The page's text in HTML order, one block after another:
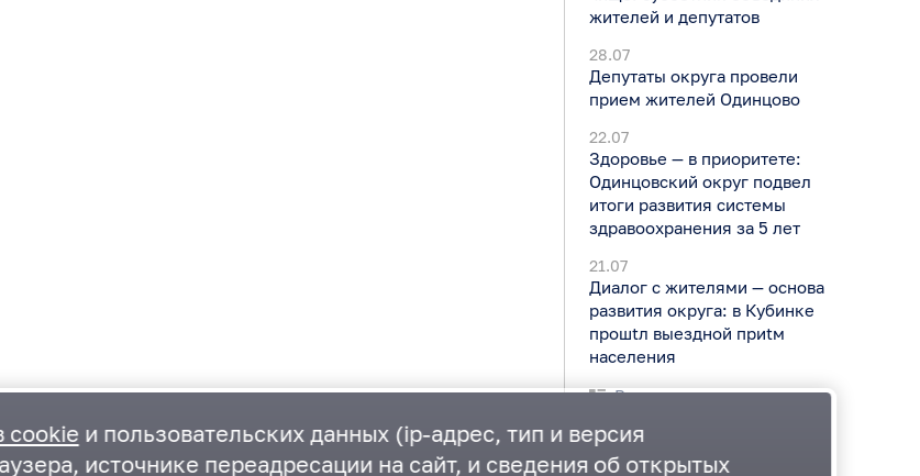
жителей и депутатов
28.07
Депутаты округа провели
прием жителей Одинцово
22.07
Здоровье — в приоритете:
Одинцовский округ подвел
итоги развития системы
здравоохранения за 5 лет
21.07
Диалог с жителями — основа
развития округа: в Кубинке
прошtл выездной приtм
населения
Все новости
cookieи пользовательских данных (ip-адрес, тип и версия
источнике переадресации на сайт, и сведения об открытых